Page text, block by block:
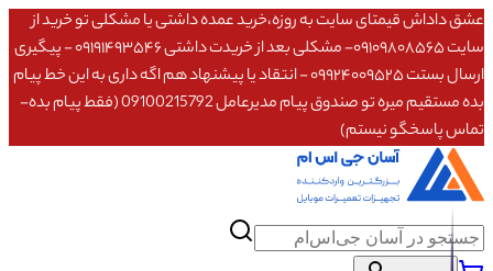
عشق داداش قیمتای سایت به روزه،خرید عمده داشتی یا مشکلی تو خرید از
سایت ۰۹۱۰۹۸۰۸۵۶۵- مشکلی بعد از خریدت داشتی ۰۹۱۹۱۴۹۳۵۴۶ - پیگیری
ارسال بستت ۰۹۹۲۴۰۰۹۵۲۵ - انتقاد یا پیشنهاد هم اگه داری به این خط پیام
بده مستقیم میره تو صندوق پیام مدیرعامل 09100215792 (فقط پیام بده-
تماس پاسخگو نیستم)